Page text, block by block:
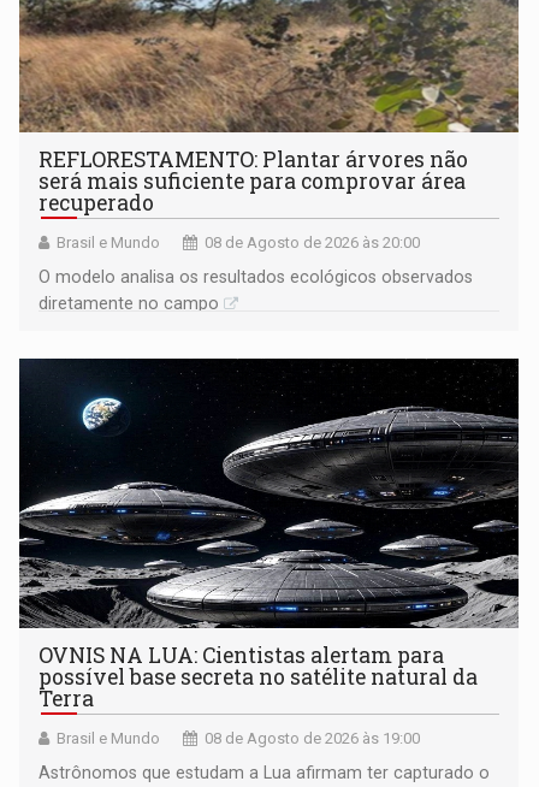
REFLORESTAMENTO: Plantar árvores não
será mais suficiente para comprovar área
recuperado
Brasil e Mundo 08 de Agosto de 2026 às 20:00
O modelo analisa os resultados ecológicos observados
diretamente no campo
OVNIS NA LUA: Cientistas alertam para
possível base secreta no satélite natural da
Terra
Brasil e Mundo 08 de Agosto de 2026 às 19:00
Astrônomos que estudam a Lua afirmam ter capturado o